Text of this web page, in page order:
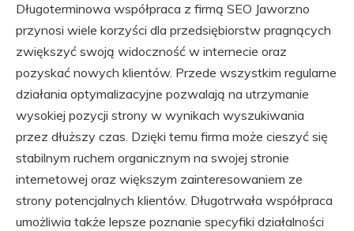
Długoterminowa współpraca z firmą SEO Jaworzno
przynosi wiele korzyści dla przedsiębiorstw pragnących
zwiększyć swoją widoczność w internecie oraz
pozyskać nowych klientów. Przede wszystkim regularne
działania optymalizacyjne pozwalają na utrzymanie
wysokiej pozycji strony w wynikach wyszukiwania
przez dłuższy czas. Dzięki temu firma może cieszyć się
stabilnym ruchem organicznym na swojej stronie
internetowej oraz większym zainteresowaniem ze
strony potencjalnych klientów. Długotrwała współpraca
umożliwia także lepsze poznanie specyfiki działalności